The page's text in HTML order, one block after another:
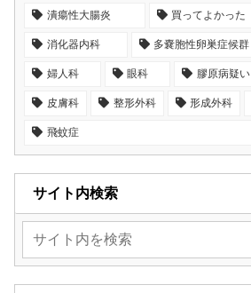
潰瘍性大腸炎 買ってよかった
消化器内科 多嚢胞性卵巣症候群
婦人科 眼科 膠原病疑い
皮膚科 整形外科 形成外科
飛蚊症
サイト内検索